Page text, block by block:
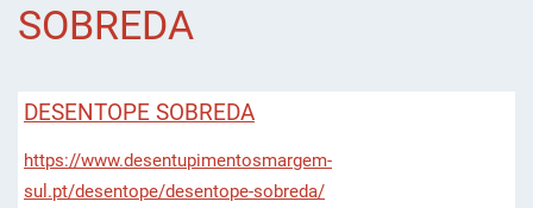
SOBREDA
DESENTOPE SOBREDA
https://www.desentupimentosmargem-
sul.pt/desentope/desentope-sobreda/